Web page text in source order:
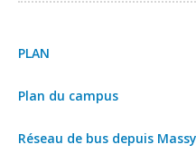
PLAN
Plan du campus
Réseau de bus depuis Massy